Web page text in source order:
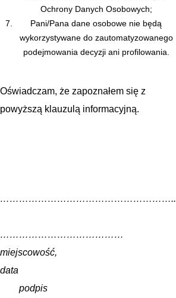
Ochrony Danych Osobowych;
Pani/Pana dane osobowe nie będą
wykorzystywane do zautomatyzowanego
podejmowania decyzji ani profilowania.
Oświadczam, że zapoznałem się z
powyższą klauzulą informacyjną.
………………………………………………..
…………………………………
miejscowość,
data
podpis